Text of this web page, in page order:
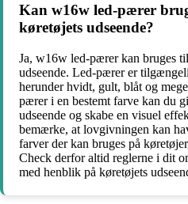
Kan w16w led-pærer
køretøjets udseende?
Ja, w16w led-pærer kan bruges
udseende. Led-pærer er
herunder hvidt, gult, blåt og
pærer i en bestemt farve kan du
udseende og skabe en visuel
bemærke, at lovgivningen kan
farver der kan bruges på
Check derfor altid reglerne i dit
med henblik på køretøjets